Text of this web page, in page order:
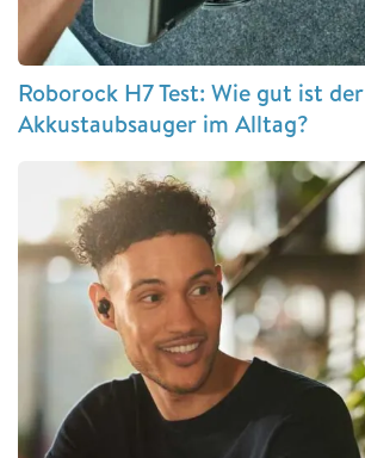
Roborock H7 Test: Wie gut ist der
Akkustaubsauger im Alltag?